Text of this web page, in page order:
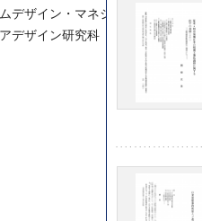
デザイン・マネジメント研究科
デザイン研究科